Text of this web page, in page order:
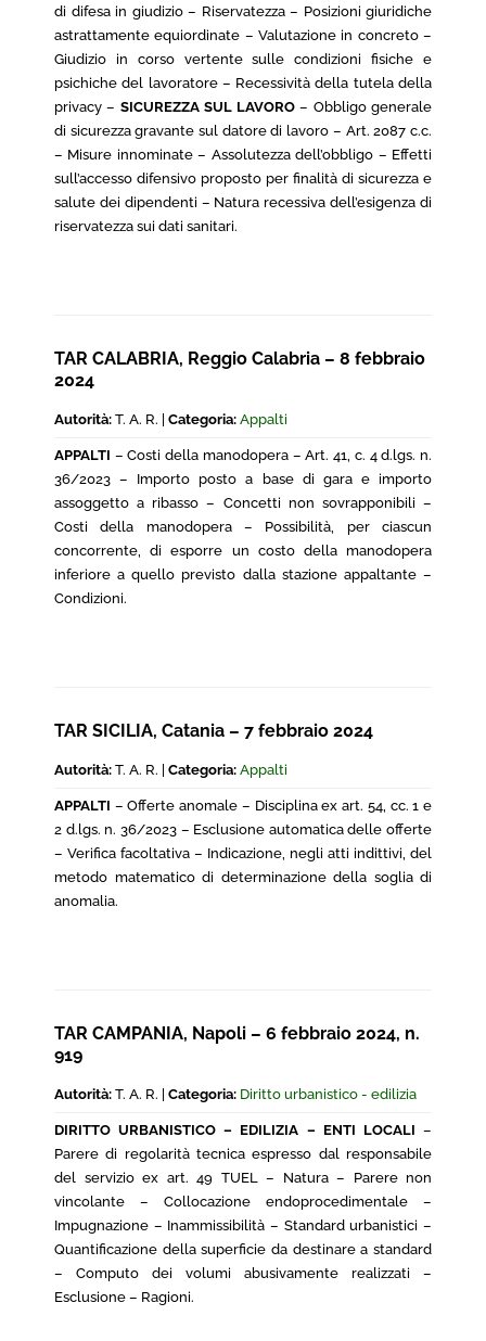
di difesa in giudizio – Riservatezza – Posizioni giuridiche
astrattamente equiordinate – Valutazione in concreto –
Giudizio in corso vertente sulle condizioni fisiche e
psichiche del lavoratore – Recessività della tutela della
privacy – SICUREZZA SUL LAVORO – Obbligo generale
di sicurezza gravante sul datore di lavoro – Art. 2087 c.c.
– Misure innominate – Assolutezza dell’obbligo – Effetti
sull’accesso difensivo proposto per finalità di sicurezza e
salute dei dipendenti – Natura recessiva dell’esigenza di
riservatezza sui dati sanitari.
TAR CALABRIA, Reggio Calabria – 8 febbraio
2024
Autorità: T. A. R. | Categoria: Appalti
APPALTI – Costi della manodopera – Art. 41, c. 4 d.lgs. n.
36/2023 – Importo posto a base di gara e importo
assoggetto a ribasso – Concetti non sovrapponibili –
Costi della manodopera – Possibilità, per ciascun
concorrente, di esporre un costo della manodopera
inferiore a quello previsto dalla stazione appaltante –
Condizioni.
TAR SICILIA, Catania – 7 febbraio 2024
Autorità: T. A. R. | Categoria: Appalti
APPALTI – Offerte anomale – Disciplina ex art. 54, cc. 1 e
2 d.lgs. n. 36/2023 – Esclusione automatica delle offerte
– Verifica facoltativa – Indicazione, negli atti indittivi, del
metodo matematico di determinazione della soglia di
anomalia.
TAR CAMPANIA, Napoli – 6 febbraio 2024, n.
919
Autorità: T. A. R. | Categoria: Diritto urbanistico - edilizia
DIRITTO URBANISTICO – EDILIZIA – ENTI LOCALI –
Parere di regolarità tecnica espresso dal responsabile
del servizio ex art. 49 TUEL – Natura – Parere non
vincolante – Collocazione endoprocedimentale –
Impugnazione – Inammissibilità – Standard urbanistici –
Quantificazione della superficie da destinare a standard
– Computo dei volumi abusivamente realizzati –
Esclusione – Ragioni.